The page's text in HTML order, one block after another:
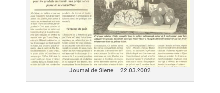
Journal de Sierre – 22.03.2002